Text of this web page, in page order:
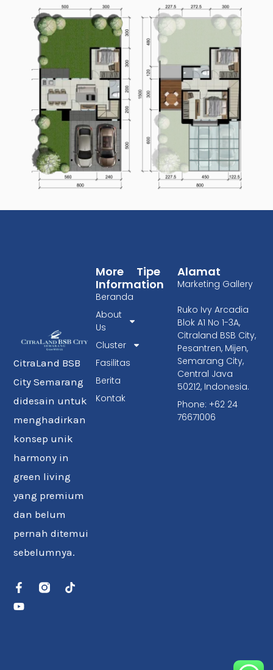
CitraLand BSB
City Semarang
didesain untuk
menghadirkan
konsep unik
harmony in
green living
yang premium
dan belum
pernah ditemui
sebelumnya.
F
a
c
T
i
Y
o
u
Tipe
More
Information
Beranda
About
Us
Cluster
Fasilitas
Berita
Kontak
Alamat
Marketing Gallery
Ruko Ivy Arcadia
Blok A1 No 1-3A,
Citraland BSB City,
Pesantren, Mijen,
Semarang City,
Central Java
50212, Indonesia.
Phone: +62 24
76671006